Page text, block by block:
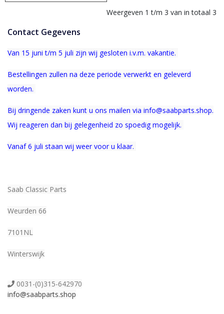
Weergeven 1 t/m 3 van in totaal 3
Contact Gegevens
Van 15 juni t/m 5 juli zijn wij gesloten i.v.m. vakantie.
Bestellingen zullen na deze periode verwerkt en geleverd
worden.
Bij dringende zaken kunt u ons mailen via info@saabparts.shop.
Wij reageren dan bij gelegenheid zo spoedig mogelijk.
Vanaf 6 juli staan wij weer voor u klaar.
Saab Classic Parts
Weurden 66
7101NL
Winterswijk
0031-(0)315-642970
info@saabparts.shop